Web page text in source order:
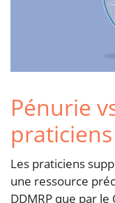
Pénurie
Les praticiens
une ressource
DDMRP que par le